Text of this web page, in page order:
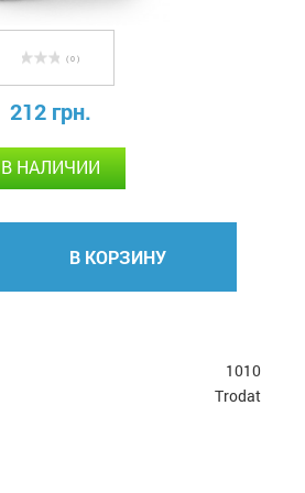
( 0 )
212 грн.
В НАЛИЧИИ
В КОРЗИНУ
1010
Trodat